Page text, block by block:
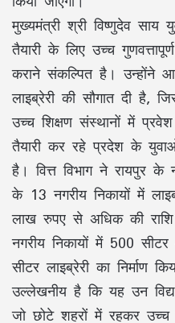
मुख्यमंत्री श्री विष्णुदेव साय
तैयारी के लिए उच्च
कराने संकल्पित है। उन्होंने
लाइब्रेरी की सौगात दी है,
उच्च शिक्षण संस्थानों में
तैयारी कर रहे प्रदेश के
है। वित्त विभाग ने रायपुर
के 13 नगरीय निकायों में
लाख रुपए से अधिक की
नगरीय निकायों में 500
सीटर लाइब्रेरी का निर्माण
उल्लेखनीय है कि यह उन
जो छोटे शहरों में रहकर उच्च